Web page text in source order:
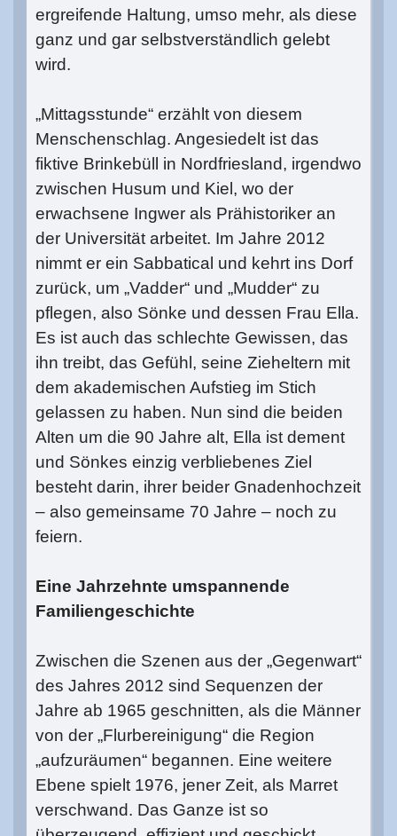
ergreifende Haltung, umso mehr, als diese
ganz und gar selbstverständlich gelebt
wird.
„Mittagsstunde“ erzählt von diesem
Menschenschlag. Angesiedelt ist das
fiktive Brinkebüll in Nordfriesland, irgendwo
zwischen Husum und Kiel, wo der
erwachsene Ingwer als Prähistoriker an
der Universität arbeitet. Im Jahre 2012
nimmt er ein Sabbatical und kehrt ins Dorf
zurück, um „Vadder“ und „Mudder“ zu
pflegen, also Sönke und dessen Frau Ella.
Es ist auch das schlechte Gewissen, das
ihn treibt, das Gefühl, seine Zieheltern mit
dem akademischen Aufstieg im Stich
gelassen zu haben. Nun sind die beiden
Alten um die 90 Jahre alt, Ella ist dement
und Sönkes einzig verbliebenes Ziel
besteht darin, ihrer beider Gnadenhochzeit
– also gemeinsame 70 Jahre – noch zu
feiern.
Eine Jahrzehnte umspannende
Familiengeschichte
Zwischen die Szenen aus der „Gegenwart“
des Jahres 2012 sind Sequenzen der
Jahre ab 1965 geschnitten, als die Männer
von der „Flurbereinigung“ die Region
„aufzuräumen“ begannen. Eine weitere
Ebene spielt 1976, jener Zeit, als Marret
verschwand. Das Ganze ist so